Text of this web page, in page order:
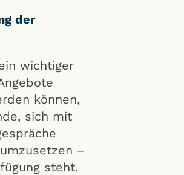
der
wichtiger
können,
sich mit
–
steht.